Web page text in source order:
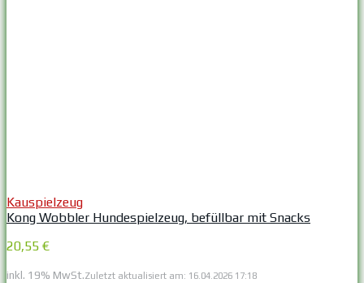
Kauspielzeug
Kong Wobbler Hundespielzeug, befüllbar mit Snacks
20,55 €
inkl. 19% MwSt.Zuletzt aktualisiert am: 16.04.2026 17:18